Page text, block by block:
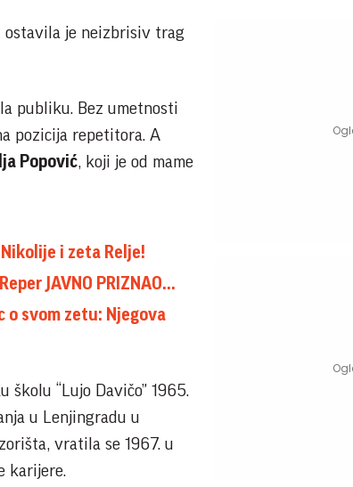
ostavila je neizbrisiv trag
publiku. Bez umetnosti
pozicija repetitora. A
Popović, koji je od mame
i zeta Relje!
JAVNO PRIZNAO...
o svom zetu: Njegova
školu “Lujo Davičo” 1965.
u Lenjingradu u
vratila se 1967. u
karijere.